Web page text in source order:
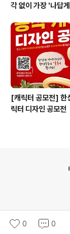
각 없이 가장 '나답
[캐릭터 공모전] 한
릭터 디자인 공모전
0 0